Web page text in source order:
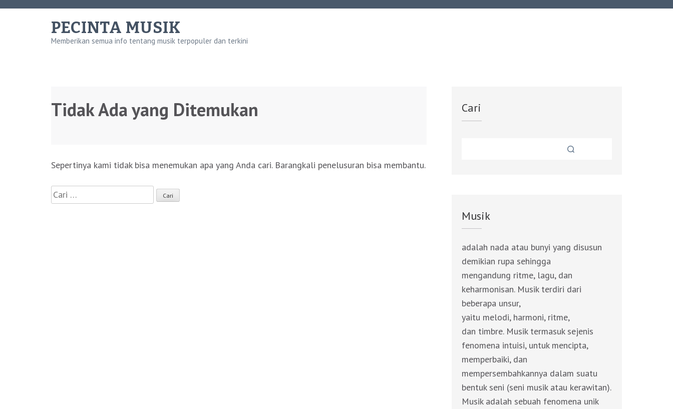
Lompat
PECINTA MUSIK
Memberikan semua info tentang musik terpopuler dan terkini
Tidak Ada yang Ditemukan
Sepertinya kami tidak bisa menemukan apa yang Anda cari. Barangkali penelusuran bisa membantu.
Cari
untuk:
Cari
Musik
adalah nada atau bunyi yang disusun
demikian rupa sehingga
mengandung ritme, lagu, dan
keharmonisan. Musik terdiri dari
beberapa unsur,
yaitu melodi, harmoni, ritme,
dan timbre. Musik termasuk sejenis
fenomena intuisi, untuk mencipta,
memperbaiki, dan
mempersembahkannya dalam suatu
bentuk seni (seni musik atau kerawitan).
Musik adalah sebuah fenomena unik